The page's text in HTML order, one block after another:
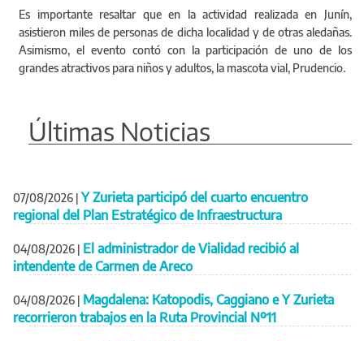
Es importante resaltar que en la actividad realizada en Junín,
asistieron miles de personas de dicha localidad y de otras aledañas.
Asimismo, el evento contó con la participación de uno de los
grandes atractivos para niños y adultos, la mascota vial, Prudencio.
Últimas Noticias
07/08/2026 | Y Zurieta participó del cuarto encuentro
regional del Plan Estratégico de Infraestructura
04/08/2026 | El administrador de Vialidad recibió al
intendente de Carmen de Areco
04/08/2026 | Magdalena: Katopodis, Caggiano e Y Zurieta
recorrieron trabajos en la Ruta Provincial Nº11